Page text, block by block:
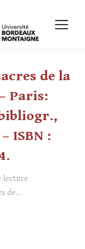
de la
Paris:
ISBN :
lecture
de…